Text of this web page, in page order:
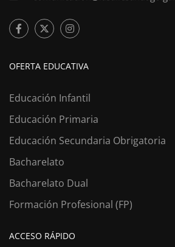
OFERTA EDUCATIVA
Educación Infantil
Educación Primaria
Educación Secundaria Obrigatoria
Bacharelato
Bacharelato Dual
Formación Profesional (FP)
ACCESO RÁPIDO